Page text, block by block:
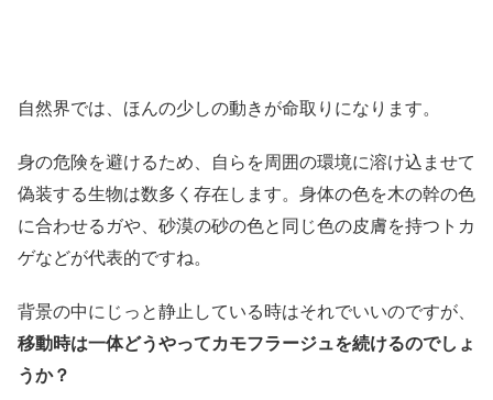
自然界では、ほんの少しの動きが命取りになります。
身の危険を避けるため、自らを周囲の環境に溶け込ませて
偽装する生物は数多く存在します。身体の色を木の幹の色
に合わせるガや、砂漠の砂の色と同じ色の皮膚を持つトカ
ゲなどが代表的ですね。
背景の中にじっと静止している時はそれでいいのですが、
移動時は一体どうやってカモフラージュを続けるのでしょ
うか？